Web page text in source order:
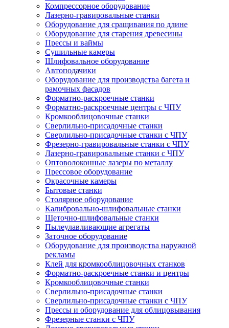
Компрессорное оборудование
Лазерно-гравировальные станки
Оборудование для сращивания по длине
Оборудование для старения древесины
Прессы и ваймы
Сушильные камеры
Шлифовальное оборудование
Автоподачики
Оборудование для производства багета и
рамочных фасадов
Форматно-раскроечные станки
Форматно-раскроечные центры с ЧПУ
Кромкооблицовочные станки
Сверлильно-присадочные станки
Сверлильно-присадочные станки с ЧПУ
Фрезерно-гравировальные станки с ЧПУ
Лазерно-гравировальные станки с ЧПУ
Оптоволоконные лазеры по металлу
Прессовое оборудование
Окрасочные камеры
Бытовые станки
Столярное оборудование
Калибровально-шлифовальные станки
Щеточно-шлифовальные станки
Пылеулавливающие агрегаты
Заточное оборудование
Оборудование для производства наружной
рекламы
Клей для кромкооблицовочных станков
Форматно-раскроечные станки и центры
Кромкооблицовочные станки
Сверлильно-присадочные станки
Сверлильно-присадочные станки с ЧПУ
Прессы и оборудование для облицовывания
Фрезерные станки с ЧПУ